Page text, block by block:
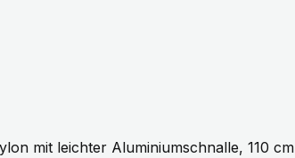
mit leichter Aluminiumschnalle, 110 cm